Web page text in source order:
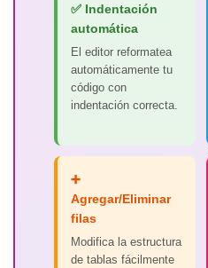
✅ Indentación
automática
El editor reformatea
automáticamente tu
código con
indentación correcta.
➕
Agregar/Eliminar
filas
Modifica la estructura
de tablas fácilmente